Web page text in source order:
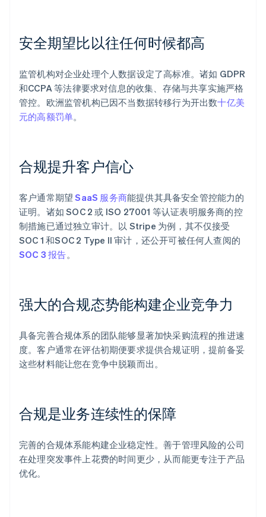
安全期望比以往任何时候都高
监管机构对企业处理个人数据设定了高标准。诸如 GDPR
和CCPA 等法律要求对信息的收集、存储与共享实施严格
管控。欧洲监管机构已因不当数据转移行为开出数十亿美
元的高额罚单。
合规提升客户信心
客户通常期望SaaS 服务商能提供其具备安全管控能力的
证明。诸如 SOC 2 或 ISO 27001 等认证表明服务商的控
制措施已通过独立审计。以 Stripe 为例，其不仅接受
SOC 1 和SOC 2 Type II 审计，还公开可被任何人查阅的
SOC 3 报告。
强大的合规态势能构建企业竞争力
具备完善合规体系的团队能够显著加快采购流程的推进速
度。客户通常在评估初期便要求提供合规证明，提前备妥
这些材料能让您在竞争中脱颖而出。
合规是业务连续性的保障
完善的合规体系能构建企业稳定性。善于管理风险的公司
在处理突发事件上花费的时间更少，从而能更专注于产品
优化。